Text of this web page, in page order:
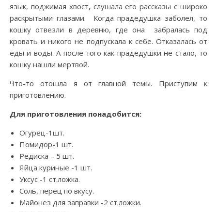
язык, поджимая хвост, слушала его рассказы с широко
раскрытыми глазами. Когда прадедушка заболел, то
кошку отвезли в деревню, где она забралась под
кровать и никого не подпускала к себе. Отказалась от
еды и воды. А после того как прадедушки не стало, то
кошку нашли мертвой.
Что-то отошла я от главной темы. Приступим к
приготовлению.
Для приготовления понадобится:
Огурец-1шт.
Помидор-1 шт.
Редиска – 5 шт.
Яйца куриные -1 шт.
Уксус -1 ст.ложка.
Соль, перец по вкусу.
Майонез для заправки -2 ст.ложки.